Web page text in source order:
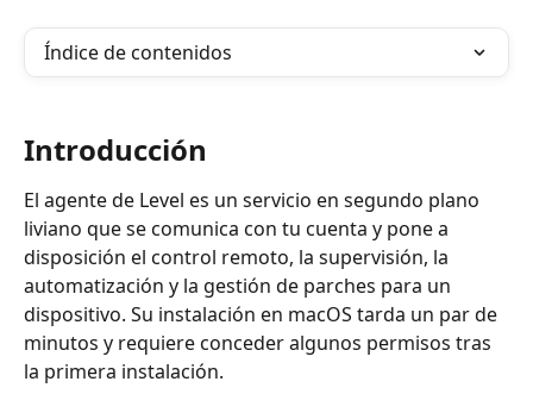
Índice de contenidos
Introducción
El agente de Level es un servicio en segundo plano
liviano que se comunica con tu cuenta y pone a
disposición el control remoto, la supervisión, la
automatización y la gestión de parches para un
dispositivo. Su instalación en macOS tarda un par de
minutos y requiere conceder algunos permisos tras
la primera instalación.